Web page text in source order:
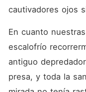
cautivadores ojos
En cuanto
escalofrío
antiguo
presa, y toda la